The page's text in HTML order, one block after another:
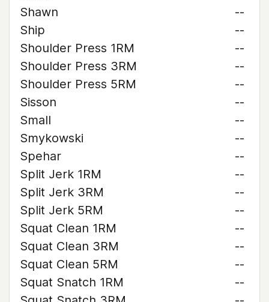
Shawn
--
Ship
--
Shoulder Press 1RM
--
Shoulder Press 3RM
--
Shoulder Press 5RM
--
Sisson
--
Small
--
Smykowski
--
Spehar
--
Split Jerk 1RM
--
Split Jerk 3RM
--
Split Jerk 5RM
--
Squat Clean 1RM
--
Squat Clean 3RM
--
Squat Clean 5RM
--
Squat Snatch 1RM
--